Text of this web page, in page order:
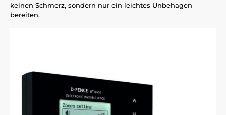
keinen Schmerz, sondern nur ein leichtes Unbehagen
bereiten.